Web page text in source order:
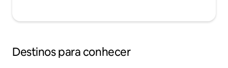
Destinos para conhecer